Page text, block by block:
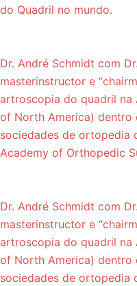
do Quadril no mundo.
Dr. André Schmidt com
masterinstructor e
artroscopia do quadril na
of North America) dentro
sociedades de ortopedia
Academy of Orthopedic
Dr. André Schmidt com
masterinstructor e
artroscopia do quadril na
of North America) dentro
sociedades de ortopedia